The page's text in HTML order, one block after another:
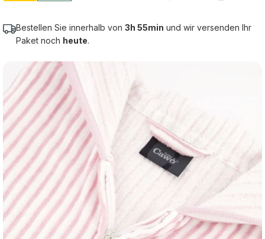
Bestellen Sie innerhalb von 3h 55min und wir versenden Ihr
Paket noch heute.